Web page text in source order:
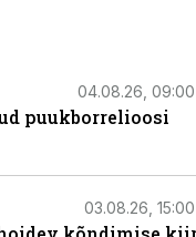
04.08.26, 09:00
puukborrelioosi
03.08.26, 15:00